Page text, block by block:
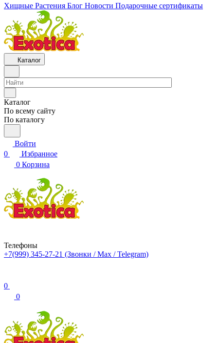
Хищные Растения Блог Новости Подарочные сертификаты
Каталог
Каталог
По всему сайту
По каталогу
Войти
0
Избранное
0 Корзина
Телефоны
+7(999) 345-27-21 (Звонки / Max / Telegram)
0
0